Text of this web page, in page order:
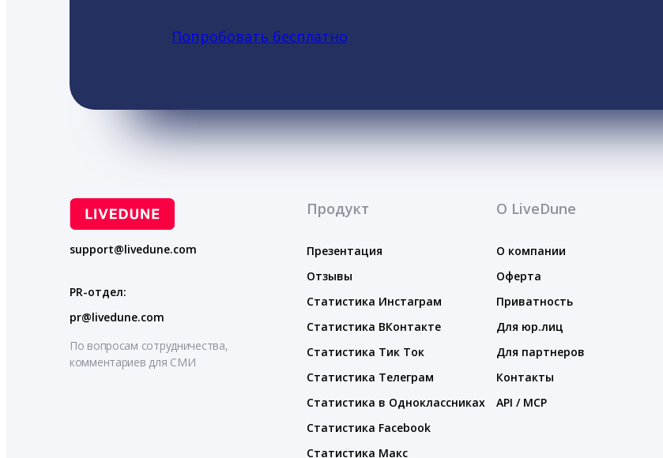
Попробовать бесплатно
support@livedune.com
PR-отдел:
pr@livedune.com
По вопросам сотрудничества,
комментариев для СМИ
Продукт
Презентация
Отзывы
Статистика Инстаграм
Статистика ВКонтакте
Статистика Тик Ток
Статистика Телеграм
Статистика в Одноклассниках
Статистика Facebook
Статистика Макс
О LiveDune
О компании
Оферта
Приватность
Для юр.лиц
Для партнеров
Контакты
API / MCP